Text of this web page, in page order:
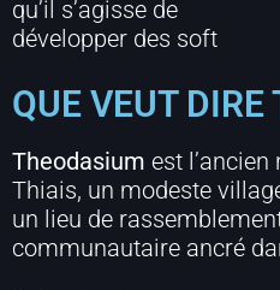
qu’il s’agisse de
développer des soft
QUE VEUT
Theodasium est
Thiais, un modeste
un lieu de
communautaire ancré